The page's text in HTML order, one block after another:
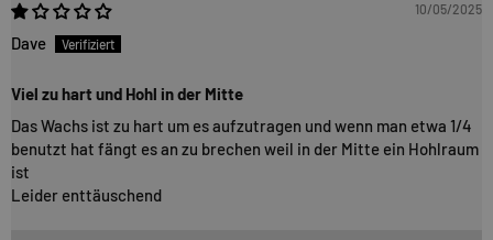
10/05/2025
Dave
Viel zu hart und Hohl in der Mitte
Das Wachs ist zu hart um es aufzutragen und wenn man etwa 1/4
benutzt hat fängt es an zu brechen weil in der Mitte ein Hohlraum
ist
Leider enttäuschend